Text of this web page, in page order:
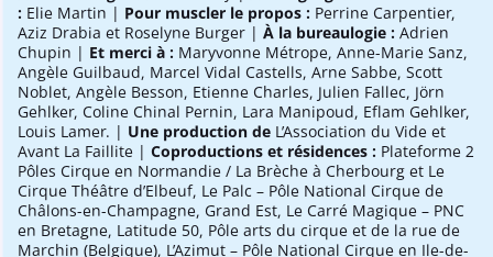
: Elie Martin | Pour muscler le propos : Perrine Carpentier,
Aziz Drabia et Roselyne Burger | À la bureaulogie : Adrien
Chupin | Et merci à : Maryvonne Métrope, Anne-Marie Sanz,
Angèle Guilbaud, Marcel Vidal Castells, Arne Sabbe, Scott
Noblet, Angèle Besson, Etienne Charles, Julien Fallec, Jörn
Gehlker, Coline Chinal Pernin, Lara Manipoud, Eflam Gehlker,
Louis Lamer. | Une production de L’Association du Vide et
Avant La Faillite | Coproductions et résidences : Plateforme 2
Pôles Cirque en Normandie / La Brèche à Cherbourg et Le
Cirque Théâtre d’Elbeuf, Le Palc – Pôle National Cirque de
Châlons-en-Champagne, Grand Est, Le Carré Magique – PNC
en Bretagne, Latitude 50, Pôle arts du cirque et de la rue de
Marchin (Belgique), L’Azimut – Pôle National Cirque en Ile-de-